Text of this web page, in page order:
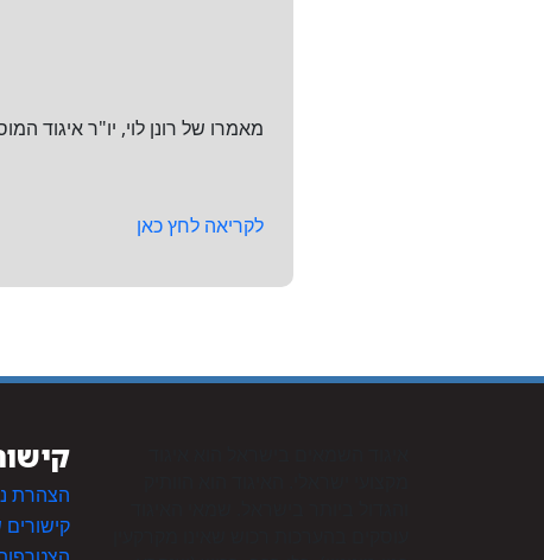
מאמרו של רונן לוי, יו"ר איגוד
לקריאה לחץ כאן
הצהרת
קישורים